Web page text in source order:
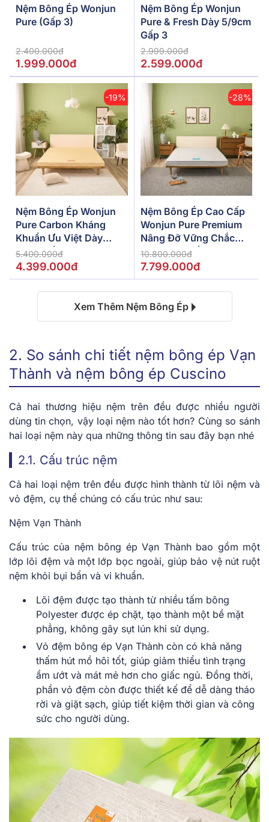
Nệm Bông Ép Wonjun
Pure (Gấp 3)
2.400.000đ
1.999.000đ
Nệm Bông Ép Wonjun
Pure & Fresh Dày 5/9cm
Gấp 3
2.999.000đ
2.599.000đ
-19%
Nệm Bông Ép Wonjun
Pure Carbon Kháng
Khuẩn Ưu Việt Dày
10cm Gấp 2
5.400.000đ
4.399.000đ
-28%
Nệm Bông Ép Cao Cấp
Wonjun Pure Premium
Nâng Đỡ Vững Chắc
Dày 12cm Gấp 2
10.800.000đ
7.799.000đ
Xem Thêm Nệm Bông Ép
2. So sánh chi tiết nệm bông ép Vạn
Thành và nệm bông ép Cuscino
Cả hai thương hiệu nệm trên đều được nhiều người
dùng tin chọn, vậy loại nệm nào tốt hơn? Cùng so sánh
hai loại nệm này qua những thông tin sau đây bạn nhé
2.1. Cấu trúc nệm
Cả hai loại nệm trên đều được hình thành từ lõi nệm và
vỏ đệm, cụ thể chúng có cấu trúc như sau:
Nệm Vạn Thành
Cấu trúc của nệm bông ép Vạn Thành bao gồm một
lớp lõi đệm và một lớp bọc ngoài, giúp bảo vệ nút ruột
nệm khỏi bụi bẩn và vi khuẩn.
Lõi đệm được tạo thành từ nhiều tấm bông
Polyester được ép chặt, tạo thành một bề mặt
phẳng, không gây sụt lún khi sử dụng.
Vỏ đệm bông ép Vạn Thành còn có khả năng
thấm hút mồ hôi tốt, giúp giảm thiểu tình trạng
ẩm ướt và mát mẻ hơn cho giấc ngủ. Đồng thời,
phần vỏ đệm còn được thiết kế để dễ dàng tháo
rời và giặt sạch, giúp tiết kiệm thời gian và công
sức cho người dùng.